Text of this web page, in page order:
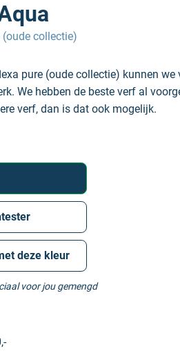
(oude collectie)
pure (oude collectie) kunnen we
We hebben de beste verf al
verf, dan is dat ook mogelijk.
deze kleur
voor jou gemengd